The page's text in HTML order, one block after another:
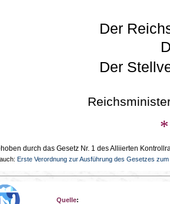
Der
Der
durch das Gesetz Nr. 1 des Alliierten
Erste Verordnung zur Ausführung des Gesetzes
Quelle: